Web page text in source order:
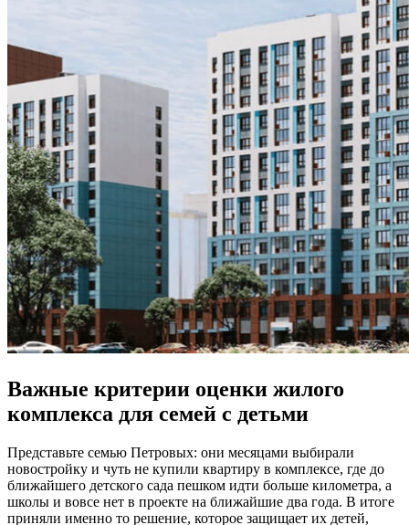
Важные критерии оценки жилого
комплекса для семей с детьми
Представьте семью Петровых: они месяцами выбирали
новостройку и чуть не купили квартиру в комплексе, где до
ближайшего детского сада пешком идти больше километра, а
школы и вовсе нет в проекте на ближайшие два года. В итоге
приняли именно то решение, которое защищает их детей,